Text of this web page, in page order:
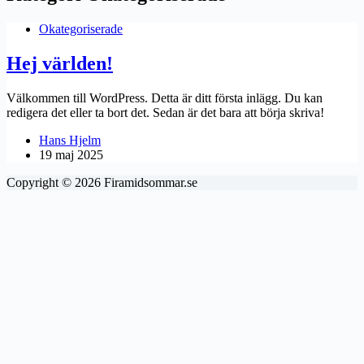
Okategoriserade
Hej världen!
Välkommen till WordPress. Detta är ditt första inlägg. Du kan
redigera det eller ta bort det. Sedan är det bara att börja skriva!
Hans Hjelm
19 maj 2025
Copyright © 2026 Firamidsommar.se